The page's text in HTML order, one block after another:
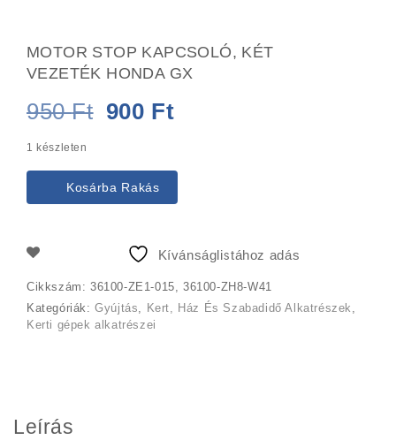
MOTOR STOP KAPCSOLÓ, KÉT
VEZETÉK HONDA GX
950Ft Original
was:
950 Ft.
900 Ft
1 készleten
Kosárba Rakás
Kívánságlistához adás
Cikkszám: 36100-ZE1-015, 36100-ZH8-W41
Kategóriák:Gyújtás, Kert, Ház És Szabadidő Alkatrészek ,
Kerti gépek alkatrészei
Leírás